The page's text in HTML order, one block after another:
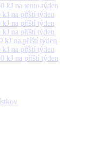
kJ na tento týden
na příští týden
na příští týden
na příští týden
kJ na příští týden
na příští týden
kJ na příští týden